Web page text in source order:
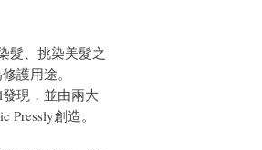
髮、挑染美髮之
護用途。
現，並由兩大
創造。